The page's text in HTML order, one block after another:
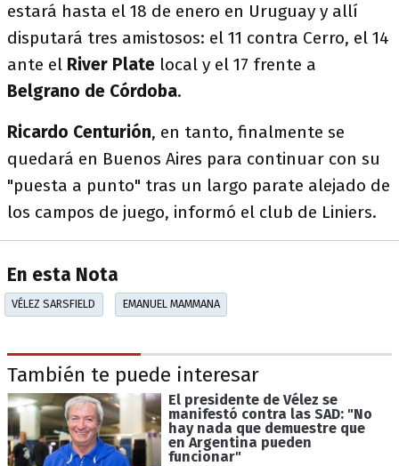
estará hasta el 18 de enero en Uruguay y allí
disputará tres amistosos: el 11 contra Cerro, el 14
ante el River Plate local y el 17 frente a
Belgrano de Córdoba.
Ricardo Centurión, en tanto, finalmente se
quedará en Buenos Aires para continuar con su
"puesta a punto" tras un largo parate alejado de
los campos de juego, informó el club de Liniers.
En esta Nota
VÉLEZ SARSFIELD EMANUEL MAMMANA
También te puede interesar
El presidente de Vélez se
manifestó contra las SAD: "No
hay nada que demuestre que
en Argentina pueden
funcionar"